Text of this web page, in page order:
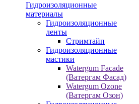
Гидроизоляционные
материалы
Гидроизоляционные
ленты
Стримтайп
Гидроизоляционные
мастики
Watergum Facade
(Ватергам Фасад)
Watergum Ozone
(Ватергам Озон)